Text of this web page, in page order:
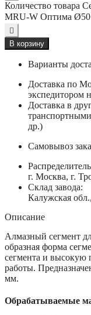
Количество товара
MRU-W Оптима Ø50
В корзину
Варианты
Доставка по
экспедитором
Доставка в
др.)
Самовывоз
г. Москва, г.
Склад завода:
Калужская
Описание
Алмазный сегмент
образная форма
сегмента и высокую
работы.
мм.
Обрабатываемые